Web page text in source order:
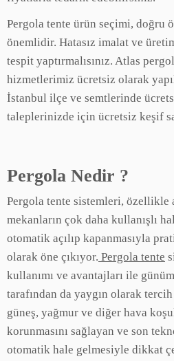
Pergola tente ürün seçimi, doğru
önemlidir. Hatasız imalat ve
tespit yaptırmalısınız. Atlas
hizmetlerimiz ücretsiz olarak
İstanbul ilçe ve semtlerinde
taleplerinizde için ücretsiz keşif
Pergola Nedir ?
Pergola tente sistemleri, özellikle
mekanların çok daha kullanışlı
otomatik açılıp kapanmasıyla
olarak öne çıkıyor. Pergola tente
kullanımı ve avantajları ile
tarafından da yaygın olarak
güneş, yağmur ve diğer hava
korunmasını sağlayan ve son
otomatik hale gelmesiyle dikkat